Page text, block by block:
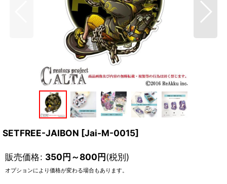
SETFREE-JAIBON [Jai-M-0015]
販売価格: 350円～800円(税別)
オプションにより価格が変わる場合もあります。